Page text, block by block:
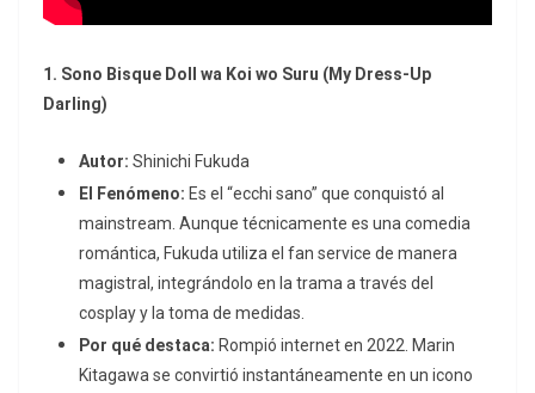
1. Sono Bisque Doll wa Koi wo Suru (My Dress-Up
Darling)
Autor: Shinichi Fukuda
El Fenómeno: Es el “ecchi sano” que conquistó al
mainstream Aunque técnicamente es una comedia
romántica, Fukuda utiliza el fan service de manera
magistral, integrándolo en la trama a través del
cosplayy la toma de medidas.
Por qué destaca: Rompió internet en 2022. Marin
Kitagawa se convirtió instantáneamente en un icono